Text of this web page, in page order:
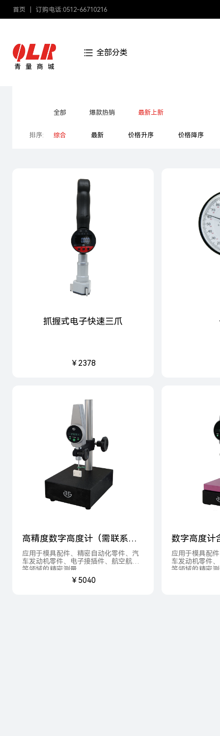
首页 订购电话:0512-66710216
全部分类
全部 爆款热销 最新上新
排序: 综合 最新 价格升序 价格降序
抓握式电子快速三爪
￥2378
高精度数字高度计（需联系客
服）
应用于模具配件、精密自动化零件、汽
车发动机零件、电子接插件、航空航天
等领域的精密测量。
￥5040
数字高度计
系客服）
应用于模具配
车发动机零件
等领域的精密